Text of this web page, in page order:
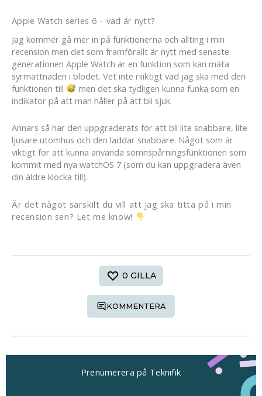
Apple Watch series 6 – vad är nytt?
Jag kommer gå mer in på funktionerna och allting i min
recension men det som framförallt är nytt med senaste
generationen Apple Watch är en funktion som kan mäta
syrmättnaden i blodet. Vet inte riiiktigt vad jag ska med den
funktionen till
men det ska tydligen kunna funka som en
indikator på att man håller på att bli sjuk.
Annars så har den uppgraderats för att bli lite snabbare, lite
ljusare utomhus och den laddar snabbare. Något som är
viktigt för att kunna använda sömnspårningsfunktionen som
kommit med nya watchOS 7 (som du kan uppgradera även
din äldre klocka till).
Är det något särskilt du vill att jag ska titta på i min
recension sen? Let me know!
0 GILLA
KOMMENTERA
Prenumerera på Teknifik